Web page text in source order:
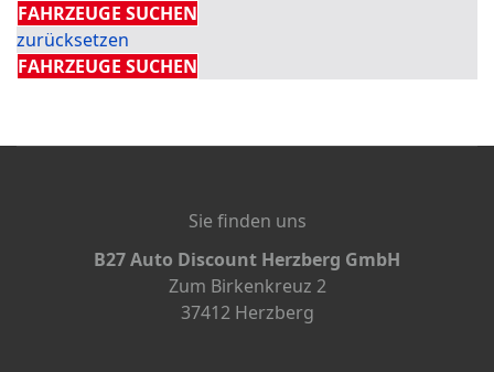
FAHRZEUGE SUCHEN
zurücksetzen
FAHRZEUGE SUCHEN
Sie finden uns
B27 Auto Discount Herzberg GmbH
Zum Birkenkreuz 2
37412 Herzberg